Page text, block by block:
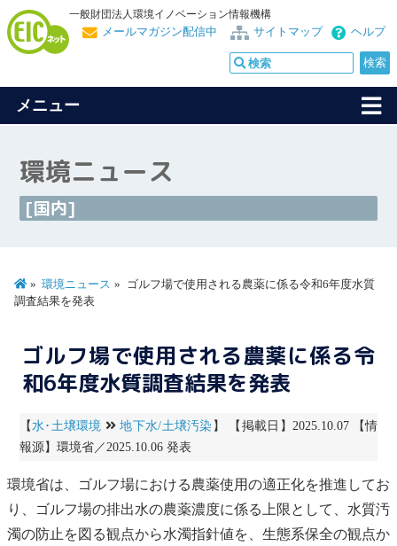
一般財団法人環境イノベーション情報機構
ヘルプ
サイトマップ
メールマガジン配信中
メニュー
環境ニュース
[国内]
環境ニュース
ゴルフ場で使用される農薬に係る令和6年度水質
調査結果を発表
ゴルフ場で使用される農薬に係る令
和6年度水質調査結果を発表
【水･土壌環境 地下水/土壌汚染 】 【掲載日】2025.10.07 【情
報源】環境省／2025.10.06 発表
環境省は、ゴルフ場における農薬使用の適正化を推進してお
り、ゴルフ場の排出水の農薬濃度に係る上限として、 水質汚
濁の防止を図る観点から水濁指針値を、 生態系保全の観点か